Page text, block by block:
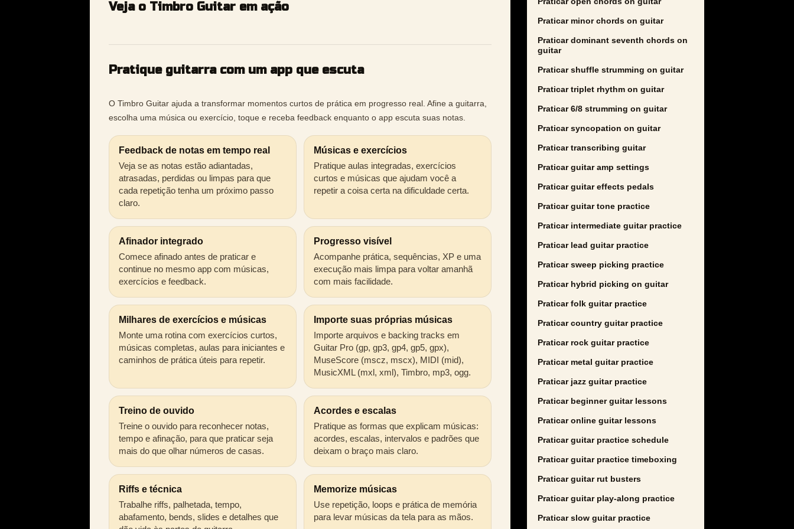
Veja o Timbro Guitar em ação
Pratique guitarra com um app que escuta
O Timbro Guitar ajuda a transformar momentos curtos de prática em progresso real. Afine a guitarra,
escolha uma música ou exercício, toque e receba feedback enquanto o app escuta suas notas.
Feedback de notas em tempo real
Veja se as notas estão adiantadas,
atrasadas, perdidas ou limpas para que
cada repetição tenha um próximo passo
claro.
Músicas e exercícios
Pratique aulas integradas, exercícios
curtos e músicas que ajudam você a
repetir a coisa certa na dificuldade certa.
Afinador integrado
Comece afinado antes de praticar e
continue no mesmo app com músicas,
exercícios e feedback.
Progresso visível
Acompanhe prática, sequências, XP e uma
execução mais limpa para voltar amanhã
com mais facilidade.
Milhares de exercícios e músicas
Monte uma rotina com exercícios curtos,
músicas completas, aulas para iniciantes e
caminhos de prática úteis para repetir.
Importe suas próprias músicas
Importe arquivos e backing tracks em
Guitar Pro (gp, gp3, gp4, gp5, gpx),
MuseScore (mscz, mscx), MIDI (mid),
MusicXML (mxl, xml), Timbro, mp3, ogg.
Treino de ouvido
Treine o ouvido para reconhecer notas,
tempo e afinação, para que praticar seja
mais do que olhar números de casas.
Acordes e escalas
Pratique as formas que explicam músicas:
acordes, escalas, intervalos e padrões que
deixam o braço mais claro.
Riffs e técnica
Trabalhe riffs, palhetada, tempo,
abafamento, bends, slides e detalhes que
Memorize músicas
Use repetição, loops e prática de memória
para levar músicas da tela para as mãos.
Praticar minor chords on guitar
Praticar dominant seventh chords on
guitar
Praticar shuffle strumming on guitar
Praticar triplet rhythm on guitar
Praticar 6/8 strumming on guitar
Praticar syncopation on guitar
Praticar transcribing guitar
Praticar guitar amp settings
Praticar guitar effects pedals
Praticar guitar tone practice
Praticar intermediate guitar practice
Praticar lead guitar practice
Praticar sweep picking practice
Praticar hybrid picking on guitar
Praticar folk guitar practice
Praticar country guitar practice
Praticar rock guitar practice
Praticar metal guitar practice
Praticar jazz guitar practice
Praticar beginner guitar lessons
Praticar online guitar lessons
Praticar guitar practice schedule
Praticar guitar practice timeboxing
Praticar guitar rut busters
Praticar guitar play-along practice
Praticar slow guitar practice